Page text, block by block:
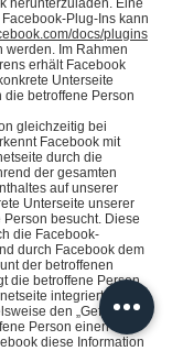
herunterzuladen. Eine
Plug-Ins kann
docs/plugins
werden. Im Rahmen
erhält Facebook
Unterseite
die betroffene Person
gleichzeitig bei
Facebook mit
durch die
der gesamten
auf unserer
Unterseite unserer
Person besucht. Diese
die Facebook-
durch Facebook dem
der betroffenen
die betroffene Person
integrierten
den „Gefällt mir“-
Person einen
diese Information